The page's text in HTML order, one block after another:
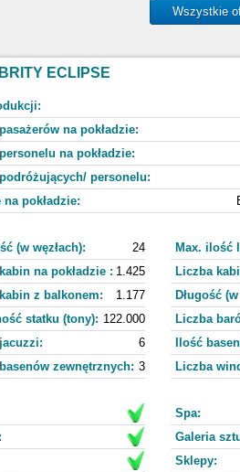
Wszystkie
ECLIPSE
na pokładzie:
na pokładzie:
personelu:
na pokładzie:
(w węzłach): 24 Max. ilość
na pokładzie : 1.425 Liczba
z balkonem:
1.177 Długość
statku (tony): 122.000 Liczba
6 Ilość
zewnętrznych: 3 Liczba
Spa:
Galeria
Sklepy: